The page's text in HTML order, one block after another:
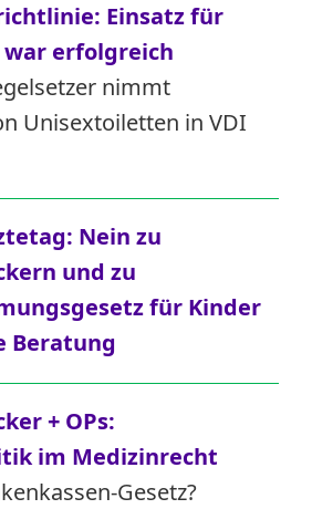
Einsatz für
erfolgreich
nimmt
Unisextoiletten in VDI
Nein zu
und zu
für Kinder
Beratung
+ OPs:
im Medizinrecht
Gesetz?